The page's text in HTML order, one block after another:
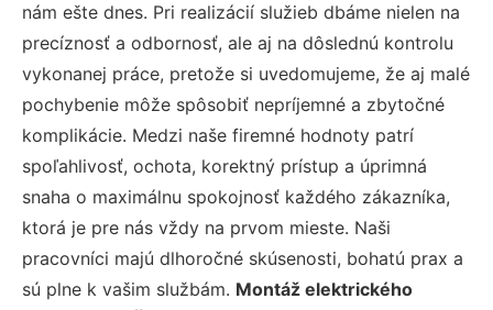
nám ešte dnes. Pri realizácií služieb dbáme nielen na
precíznosť a odbornosť, ale aj na dôslednú kontrolu
vykonanej práce, pretože si uvedomujeme, že aj malé
pochybenie môže spôsobiť nepríjemné a zbytočné
komplikácie. Medzi naše firemné hodnoty patrí
spoľahlivosť, ochota, korektný prístup a úprimná
snaha o maximálnu spokojnosť každého zákazníka,
ktorá je pre nás vždy na prvom mieste. Naši
pracovníci majú dlhoročné skúsenosti, bohatú prax a
sú plne k vašim službám. Montáž elektrického